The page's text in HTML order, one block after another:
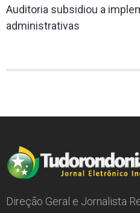
Auditoria subsidiou a
administrativas
Direção Geral e Jornalista